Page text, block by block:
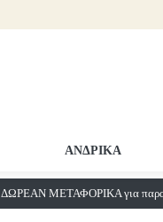
ΑΝΔΡΙΚΑ
ΔΩΡΕΑΝ ΜΕΤΑΦΟΡΙΚΑ για